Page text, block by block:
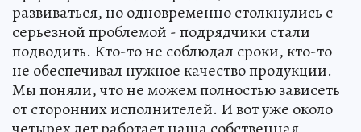
развиваться, но одновременно столкнулись с
серьезной проблемой - подрядчики стали
подводить. Кто-то не соблюдал сроки, кто-то
не обеспечивал нужное качество продукции.
Мы поняли, что не можем полностью зависеть
от сторонних исполнителей. И вот уже около